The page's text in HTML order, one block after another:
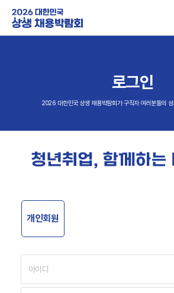
로그인
2026 대한민국 상생 채용박람회가 구직자 여러분들의 성
개인회원